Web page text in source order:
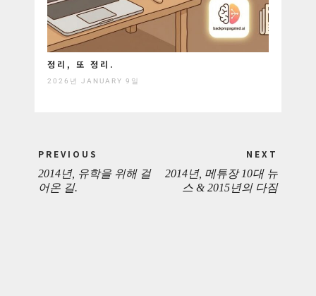
정리, 또 정리.
2026년 JANUARY 9일
navigation
PREVIOUS
PREVIOUS
2014년, 유학을 위해 걸
어온 길.
NEXT
NEXT
2014년, 메튜장 10대 뉴
스 & 2015년의 다짐